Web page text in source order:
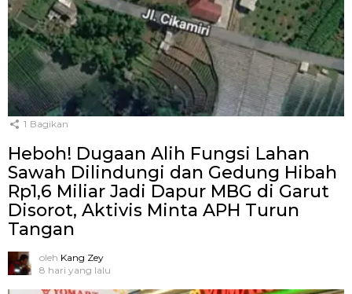
1 Bagikan
Heboh! Dugaan Alih Fungsi Lahan
Sawah Dilindungi dan Gedung Hibah
Rp1,6 Miliar Jadi Dapur MBG di Garut
Disorot, Aktivis Minta APH Turun
Tangan
oleh Kang Zey
8 hari yang lalu